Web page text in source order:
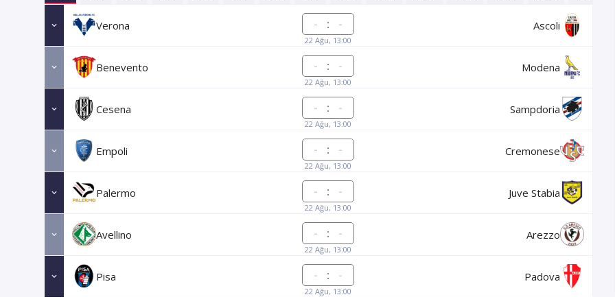
Verona :
22 Ağu, 13:00
Ascoli
Benevento :
22 Ağu, 13:00
Modena
Cesena :
22 Ağu, 13:00
Sampdoria
Empoli :
22 Ağu, 13:00
Cremonese
Palermo :
22 Ağu, 13:00
Juve Stabia
Avellino :
22 Ağu, 13:00
Arezzo
Pisa :
22 Ağu, 13:00
Padova